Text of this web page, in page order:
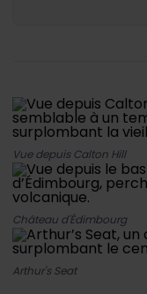
Vue depuis Calton Hill
Château d'Édimbourg
Arthur's Seat